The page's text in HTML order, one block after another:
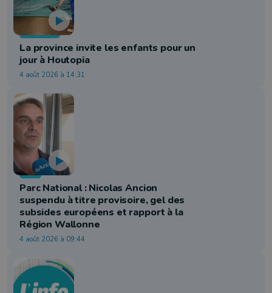
Jeunesse
La province invite les enfants pour un
jour à Houtopia
4 août 2026 à 14:31
Info
Parc National : Nicolas Ancion
suspendu à titre provisoire, gel des
subsides européens et rapport à la
Région Wallonne
4 août 2026 à 09:44